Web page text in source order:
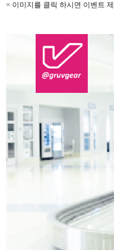
= 이미지를 클릭 하시면 이벤트